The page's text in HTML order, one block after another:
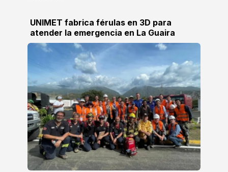
UNIMET fabrica férulas en 3D para
atender la emergencia en La Guaira